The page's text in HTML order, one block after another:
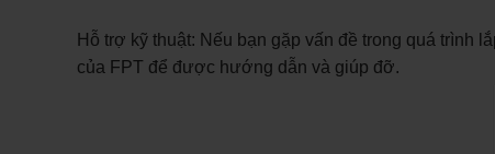
Hỗ trợ kỹ thuật: Nếu bạn gặp vấn đề trong quá trình
của FPT để được hướng dẫn và giúp đỡ.